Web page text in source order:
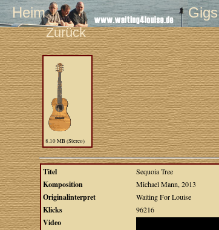
Heim Gigs
Zurück
8.10 MB (Stereo)
Titel Sequoia Tree
Komposition Michael Mann, 2013
Originalinterpret Waiting For Louise
Klicks 96216
Video